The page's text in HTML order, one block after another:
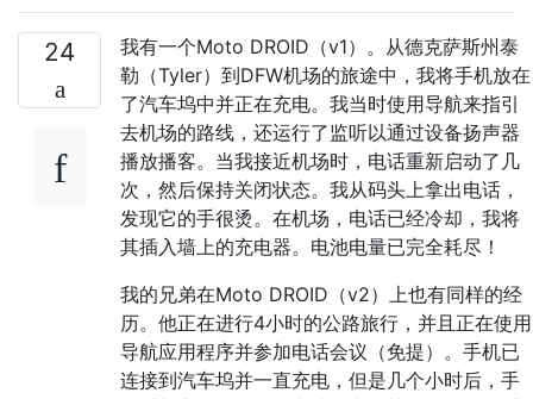
24
我有一个Moto DROID（v1）。从德克萨斯州泰
勒（Tyler）到DFW机场的旅途中，我将手机放在
了汽车坞中并正在充电。我当时使用导航来指引
去机场的路线，还运行了监听以通过设备扬声器
播放播客。当我接近机场时，电话重新启动了几
次，然后保持关闭状态。我从码头上拿出电话，
发现它的手很烫。在机场，电话已经冷却，我将
其插入墙上的充电器。电池电量已完全耗尽！
我的兄弟在Moto DROID（v2）上也有同样的经
历。他正在进行4小时的公路旅行，并且正在使用
导航应用程序并参加电话会议（免提）。手机已
连接到汽车坞并一直充电，但是几个小时后，手